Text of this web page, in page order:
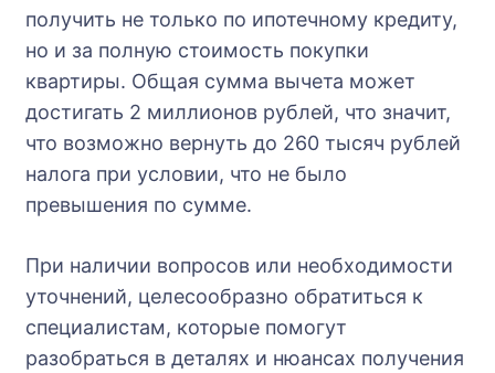
получить не только по ипотечному кредиту,
но и за полную стоимость покупки
квартиры. Общая сумма вычета может
достигать 2 миллионов рублей, что значит,
что возможно вернуть до 260 тысяч рублей
налога при условии, что не было
превышения по сумме.
При наличии вопросов или необходимости
уточнений, целесообразно обратиться к
специалистам, которые помогут
разобраться в деталях и нюансах получения